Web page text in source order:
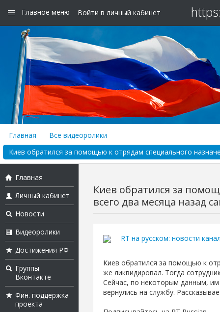
Главное меню Войти в личный кабинет
Главная
Все видеоролики
Киев обратился за помощью к отрядам специального
Главная
Личный кабинет
Новости
Видеоролики
Достижения РФ
Группы
Вконтакте
Фин. поддержка
проекта
Киев обратился за
всего два месяца назад
RT на русском: новости
Киев обратился за помощью к
же ликвидировал. Тогда
Сейчас, по некоторым данным,
вернулись на службу.